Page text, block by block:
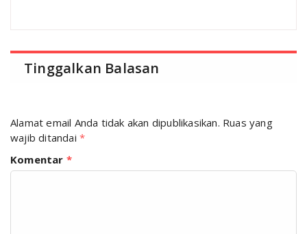
Tinggalkan Balasan
Alamat email Anda tidak akan dipublikasikan. Ruas yang
wajib ditandai *
Komentar *